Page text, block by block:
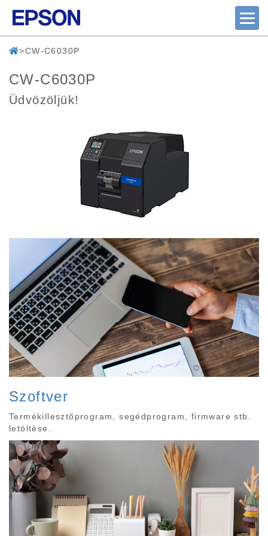
CW-C6030P
CW-C6030P
Üdvözöljük!
Szoftver
Termékillesztőprogram, segédprogram, firmware stb.
letöltése.